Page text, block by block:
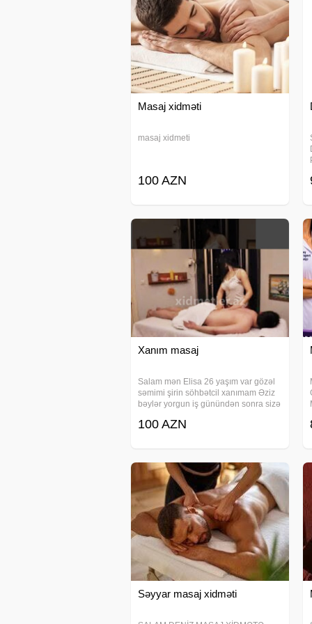
Masaj xidməti
masaj xidmeti
100 AZN
Xanım masaj
Salam mən Elisa 26 yaşım var gözəl
səmimi şirin söhbətcil xanımam Əziz
bəylər yorgun iş günündən sonra sizə
və hotelə sifariş götürülür.
100 AZN
Səyyar masaj xidməti